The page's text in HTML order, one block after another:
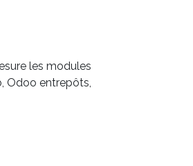
les modules
Odoo entrepôts,